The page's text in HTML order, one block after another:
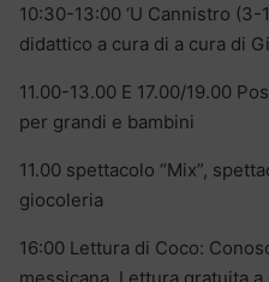
10:30-13:00 ‘U Cannistro
didattico a cura di a cura di
11.00-13.00 E 17.00/19.00
per grandi e bambini
11.00 spettacolo “Mix”,
giocoleria
16:00 Lettura di Coco: